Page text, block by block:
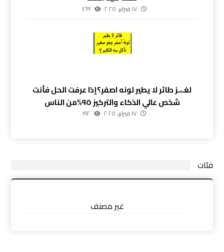
١٧ فبراير، ٢٠٢٥ ٤٦٩
لغـ،ـز طائر لا يطير لونه اصفر؟إذا عرفت الحل فأنت
شخص عالي الذكاء والتركيز ٩٥%من الناس
١٧ فبراير، ٢٠٢٥ ١٩٢
فئات
غير مصنف